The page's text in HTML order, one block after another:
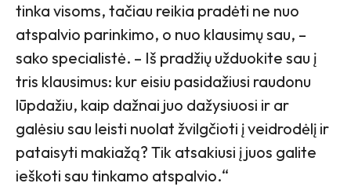
tinka visoms, tačiau reikia pradėti ne nuo
atspalvio parinkimo, o nuo klausimų sau, –
sako specialistė. – Iš pradžių užduokite sau į
tris klausimus: kur eisiu pasidažiusi raudonu
lūpdažiu, kaip dažnai juo dažysiuosi ir ar
galėsiu sau leisti nuolat žvilgčioti į veidrodėlį ir
pataisyti makiažą? Tik atsakiusi į juos galite
ieškoti sau tinkamo atspalvio.“